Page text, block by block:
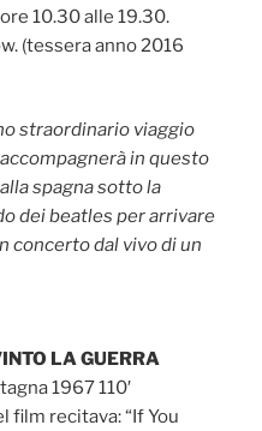
10.30 alle 19.30.
(tessera anno 2016
straordinario viaggio
in questo
spagna sotto la
dei beatles per arrivare
concerto dal vivo di un
LA GUERRA
1967 110′
film recitava: “If You